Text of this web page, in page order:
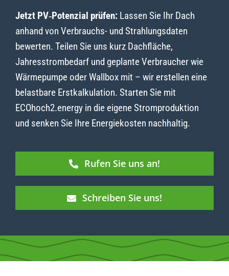
Jetzt PV‑Potenzial prüfen:Lassen Sie Ihr Dach
anhand von Verbrauchs- und Strahlungsdaten
bewerten. Teilen Sie uns kurz Dachfläche,
Jahresstrombedarf und geplante Verbraucher wie
Wärmepumpe oder Wallbox mit – wir erstellen eine
belastbare Erstkalkulation. Starten Sie mit
ECOhoch2.energy in die eigene Stromproduktion
und senken Sie Ihre Energiekosten nachhaltig.
Rufen Sie uns an!
Schreiben Sie uns!